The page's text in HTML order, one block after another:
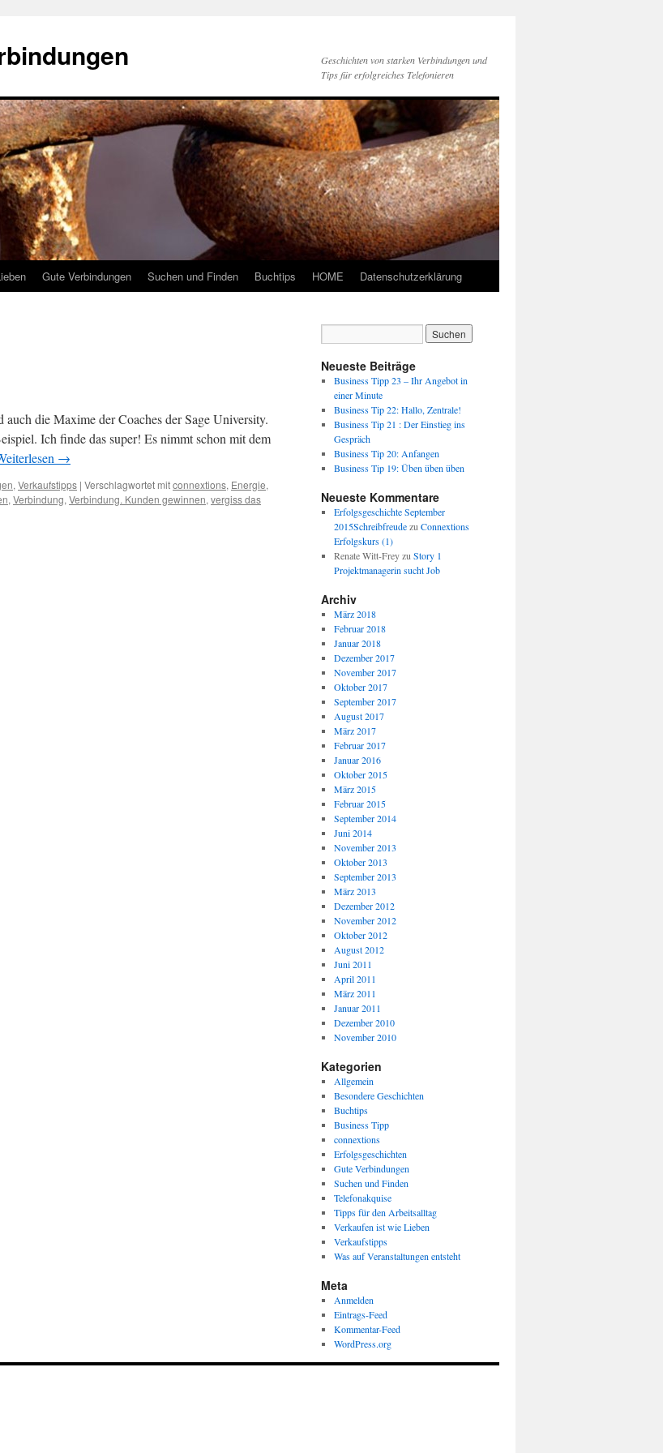
Geschichten von starken Verbindungen und
Tips für erfolgreiches Telefonieren
Gute Verbindungen Suchen und Finden Buchtips HOME Datenschutzerklärung
die Maxime der Coaches der Sage University.
Ich finde das super! Es nimmt schon mit dem
→
, Verkaufstipps | Verschlagwortet mitconnextions, Energie,
, Verbindung, Verbindung. Kunden gewinnen, vergiss das
Neueste Beiträge
Business Tipp 23 – Ihr Angebot in
einer Minute
Business Tip 22: Hallo, Zentrale!
Business Tip 21 : Der Einstieg ins
Gespräch
Business Tip 20: Anfangen
Business Tip 19: Üben üben üben
Neueste Kommentare
Erfolgsgeschichte September
2015Schreibfreudezu Connextions
Erfolgskurs (1)
Renate Witt-Freyzu Story 1
Projektmanagerin sucht Job
Archiv
März 2018
Februar 2018
Januar 2018
Dezember 2017
November 2017
Oktober 2017
September 2017
August 2017
März 2017
Februar 2017
Januar 2016
Oktober 2015
März 2015
Februar 2015
September 2014
Juni 2014
November 2013
Oktober 2013
September 2013
März 2013
Dezember 2012
November 2012
Oktober 2012
August 2012
Juni 2011
April 2011
März 2011
Januar 2011
Dezember 2010
November 2010
Kategorien
Allgemein
Besondere Geschichten
Buchtips
Business Tipp
connextions
Erfolgsgeschichten
Gute Verbindungen
Suchen und Finden
Telefonakquise
Tipps für den Arbeitsalltag
Verkaufen ist wie Lieben
Verkaufstipps
Was auf Veranstaltungen entsteht
Meta
Anmelden
Eintrags-Feed
Kommentar-Feed
WordPress.org